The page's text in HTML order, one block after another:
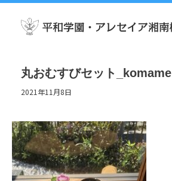
丸おむすびセット_komame
2021年11月8日